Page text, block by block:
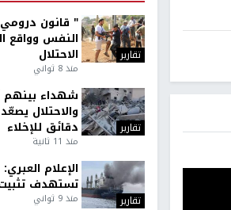
تقارير
" قانون
النفس وواقع
الاحتلال
منذ 8 ثواني
تقارير
شهداء
والاحتلال
دقائق للإخلاء
منذ 11 ثانية
تقارير
الإعلام
تستهدف
منذ 9 ثواني